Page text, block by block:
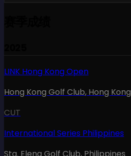
LINK Hong Kong Open
Hong Kong Golf Club, Hong Kong
CUT
International Series Philippines
Sta. Elena Golf Club, Philippines